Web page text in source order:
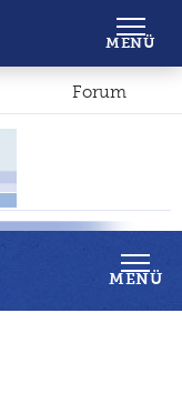
Forum
MENÜ